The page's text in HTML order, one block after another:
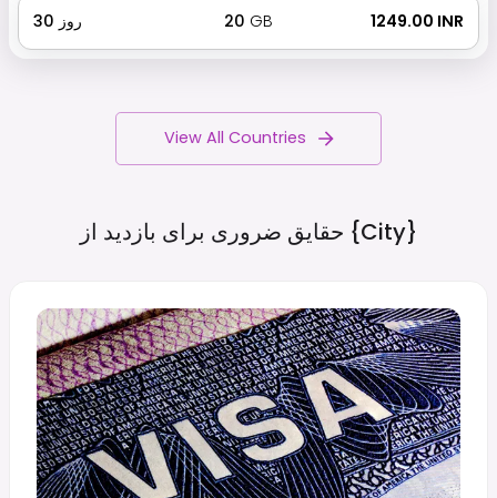
30 روز 20 GB ₹ 1249.00 INR
View All Countries
حقایق ضروری برای بازدید از {city}